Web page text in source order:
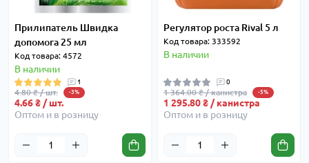
Прилипатель Швидка
допомога 25 мл
Код товара: 4572
В наличии
1
4.80 ₴ / шт. -3%
4.66 ₴ / шт.
Оптом и в розницу
Регулятор роста Rival 5 л
Код товара: 333592
В наличии
0
1 364.00 ₴ / канистра -5%
1 295.80 ₴ / канистра
Оптом и в розницу